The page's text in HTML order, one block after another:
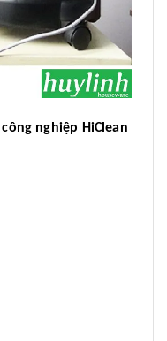
nghiệp HiClean